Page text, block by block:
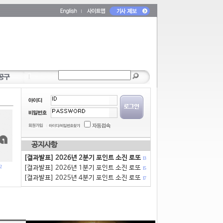
2
공지사항
[결과발표] 2026년 2분기 포인트 소진 로또 13
[결과발표] 2026년 1분기 포인트 소진 로또 15
[결과발표] 2025년 4분기 포인트 소진 로또 17